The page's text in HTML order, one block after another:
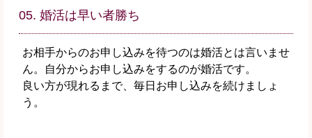
05. 婚活は早い者勝ち
お相手からのお申し込みを待つのは婚活とは言いませ
ん。自分からお申し込みをするのが婚活です。
良い方が現れるまで、毎日お申し込みを続けましょ
う。